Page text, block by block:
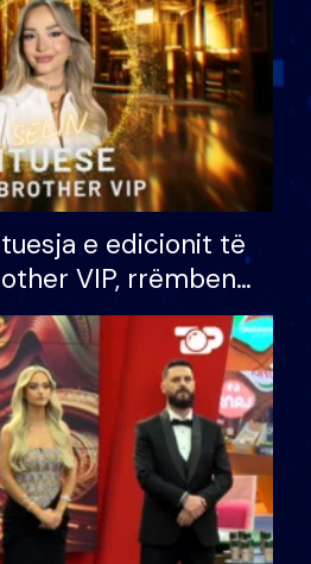
e edicionit të
VIP, rrëmben
prej 100 mijë eurosh